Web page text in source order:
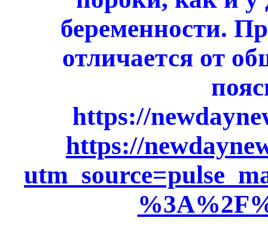
беременности.
отличается от
https://
https://